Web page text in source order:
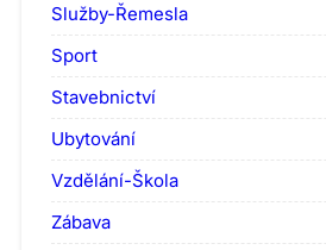
Služby-Řemesla
Sport
Stavebnictví
Ubytování
Vzdělání-Škola
Zábava